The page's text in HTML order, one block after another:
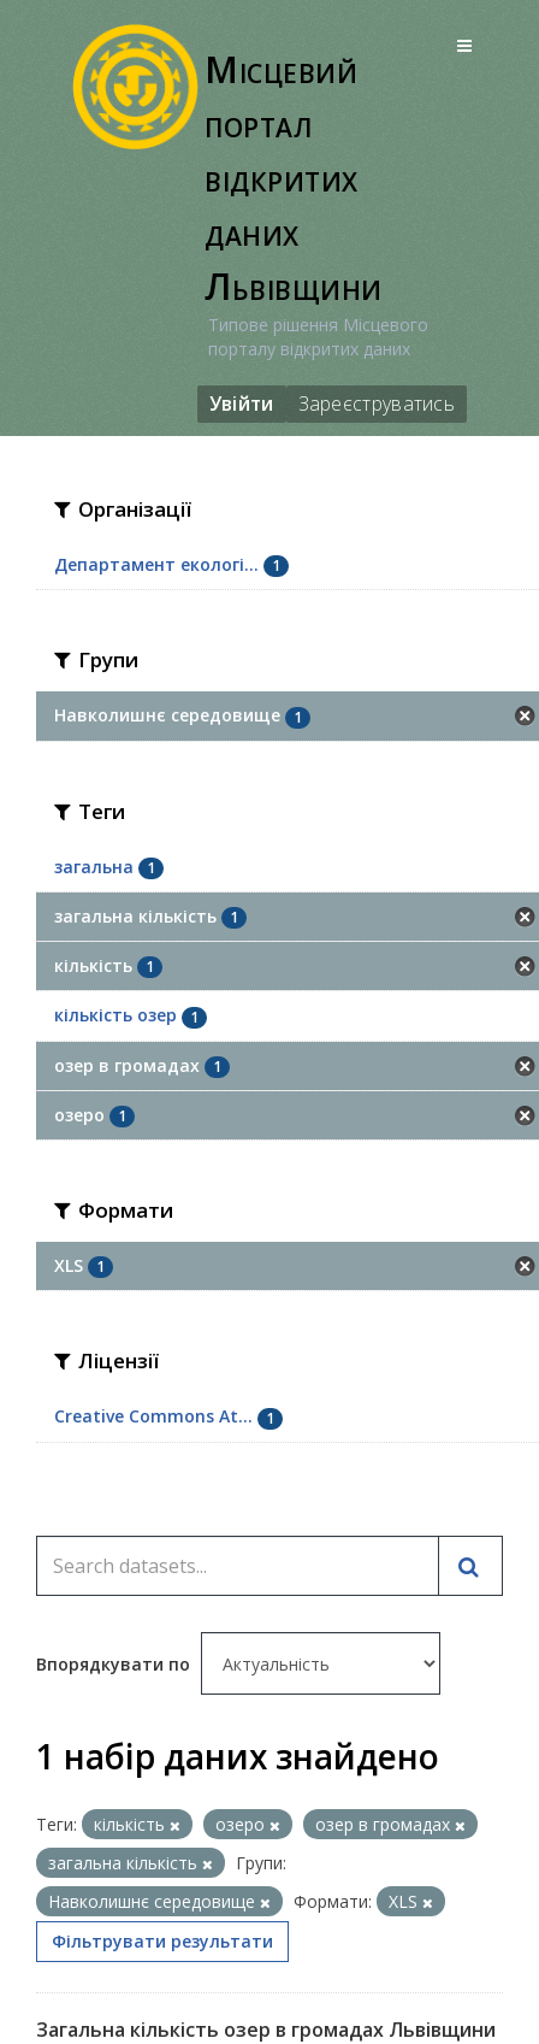
Місцевий
портал
відкритих
даних
Львівщини
Типове рішення Місцевого
порталу відкритих даних
Увійти Зареєструватись
Організації
Департамент екологі... 1
Групи
Навколишнє середовище 1
Теги
загальна 1
загальна кількість 1
кількість 1
кількість озер 1
озер в громадах 1
озеро 1
Формати
XLS 1
Ліцензії
Creative Commons At... 1
Впорядкувати по
1 набір даних знайдено
Теги: кількість озеро
озер в громадах
загальна кількість
Групи:
Навколишнє середовище
Формати:
XLS
Фільтрувати результати
Загальна кількість озер в громадах Львівщини